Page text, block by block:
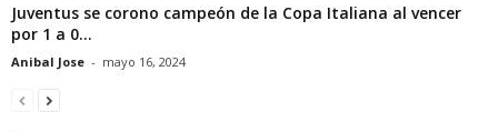
Juventus se corono campeón de la Copa Italiana al vencer
por 1 a 0...
Anibal Jose - mayo 16, 2024